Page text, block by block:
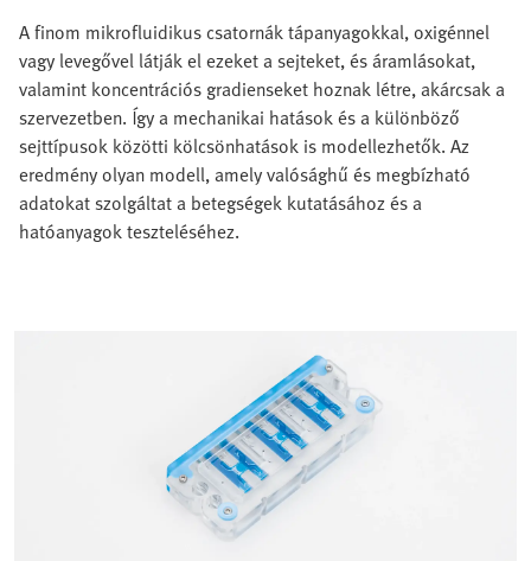
A finom mikrofluidikus csatornák tápanyagokkal, oxigénnel
vagy levegővel látják el ezeket a sejteket, és áramlásokat,
valamint koncentrációs gradienseket hoznak létre, akárcsak a
szervezetben. Így a mechanikai hatások és a különböző
sejttípusok közötti kölcsönhatások is modellezhetők. Az
eredmény olyan modell, amely valósághű és megbízható
adatokat szolgáltat a betegségek kutatásához és a
hatóanyagok teszteléséhez.